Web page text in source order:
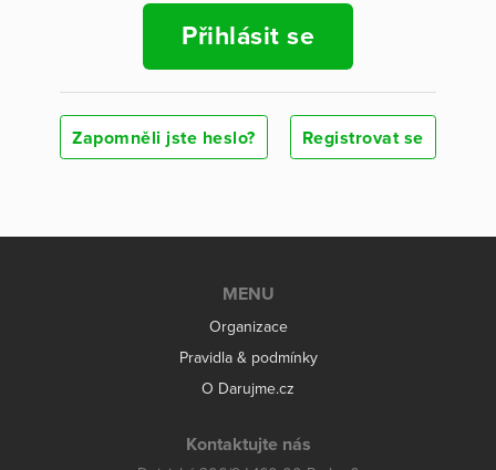
Přihlásit se
Zapomněli jste heslo? Registrovat se
MENU
Organizace
Pravidla & podmínky
O Darujme.cz
Kontaktujte nás